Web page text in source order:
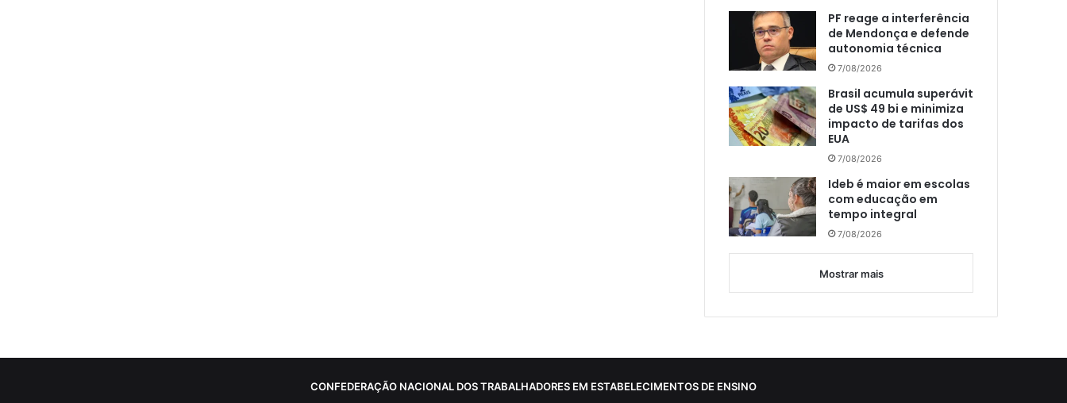
PF reage a interferência
de Mendonça e defende
autonomia técnica
7/08/2026
Brasil acumula superávit
de US$ 49 bi e minimiza
impacto de tarifas dos
EUA
7/08/2026
Ideb é maior em escolas
com educação em
tempo integral
7/08/2026
Mostrar mais
CONFEDERAÇÃO NACIONAL DOS TRABALHADORES EM ESTABELECIMENTOS DE ENSINO